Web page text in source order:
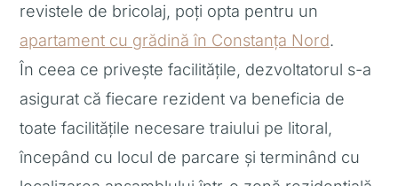
revistele de bricolaj, poți opta pentru un
apartament cu grădină în Constanța Nord.
În ceea ce privește facilitățile, dezvoltatorul s-a
asigurat că fiecare rezident va beneficia de
toate facilitățile necesare traiului pe litoral,
începând cu locul de parcare și terminând cu